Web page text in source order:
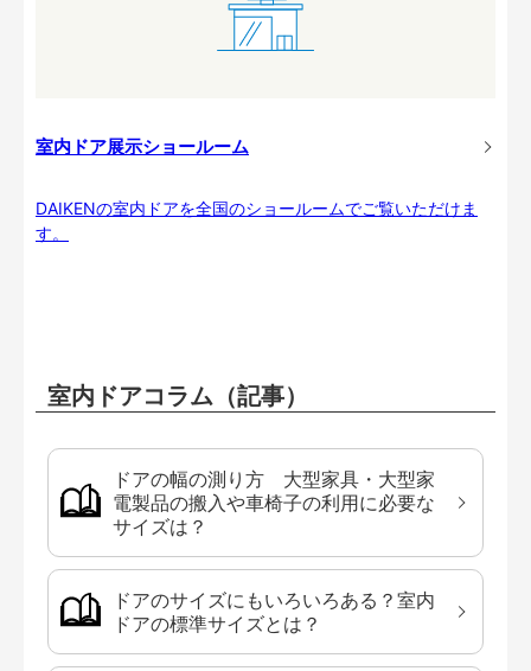
室内ドア展示ショールーム
DAIKENの室内ドアを全国のショールームでご覧いただけま
す。
室内ドアコラム（記事）
ドアの幅の測り方 大型家具・大型家
電製品の搬入や車椅子の利用に必要な
サイズは？
ドアのサイズにもいろいろある？室内
ドアの標準サイズとは？